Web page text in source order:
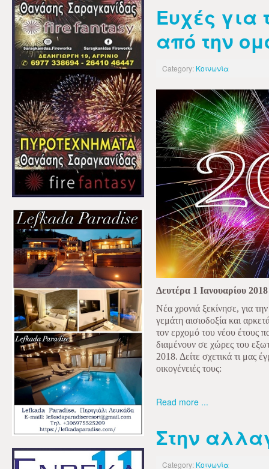
Ευχές για
από την
Category: Κοινωνία
Δευτέρα 1 Ιανουαρίου 2018
Νέα χρονιά ξεκίνησε, για
γεμάτη αισιοδοξία και
τον ερχομό του νέου έτους
διαμένουν σε χώρες του
2018. Δείτε σχετικά τι μας
οικογένειές τους:
Read more ...
Στην
Category: Κοινωνία